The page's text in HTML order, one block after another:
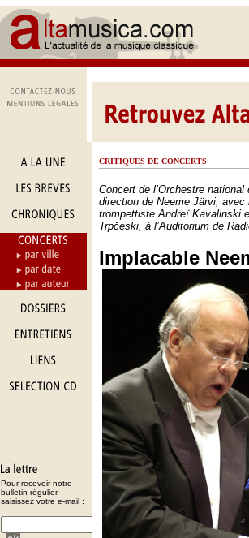
Pour recevoir notre
bulletin régulier,
saisissez votre e-mail :
CRITIQUES DE CONCERTS
Concert de l’Orchestre
direction de Neeme Järvi, avec
trompettiste Andreï Kavalinski
Trpčeski, à l’Auditorium de
Implacable